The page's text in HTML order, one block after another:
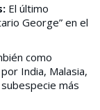
El último
George” en el
como
India, Malasia,
más